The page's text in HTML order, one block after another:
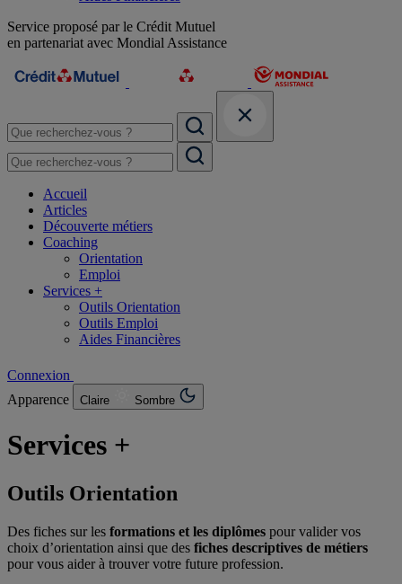
Service proposé par le Crédit Mutuel
en partenariat avec Mondial Assistance
Accueil
Articles
Découverte métiers
Coaching
Orientation
Emploi
Services +
Outils Orientation
Outils Emploi
Aides Financières
Connexion
Apparence
Claire Sombre
Services +
Outils Orientation
Des fiches sur les formations et les diplômes pour valider vos
choix d’orientation ainsi que des fiches descriptives de métiers
pour vous aider à trouver votre future profession.